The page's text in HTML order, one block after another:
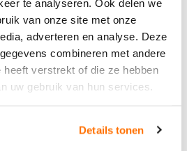
te analyseren. Ook delen we
van onze site met onze
adverteren en analyse. Deze
combineren met andere
heeft verstrekt of die ze hebben
uw gebruik van hun services.
Details tonen
en Bluetooth App besturing
kieper van Fortuna 1:32